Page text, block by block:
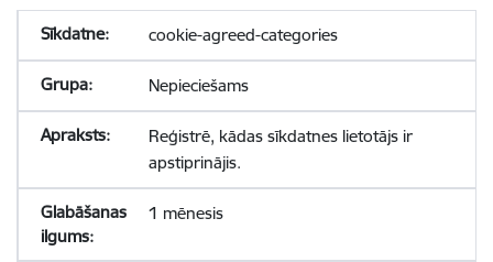
cookie-agreed-categories
Nepieciešams
Reģistrē, kādas sīkdatnes lietotājs ir
apstiprinājis.
1 mēnesis